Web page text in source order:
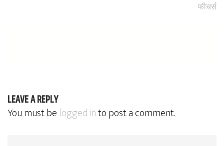
फीचर्स
LEAVE A REPLY
You must be logged into post a comment.